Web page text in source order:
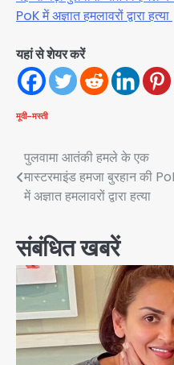
PoK में अज्ञात हमलावरों द्वारा हत्या
यहां से शेयर करें
मूवी-मस्ती
Post
navigation
पुलवामा आतंकी हमले के एक
मास्टरमाइंड हमजा बुरहान की
में अज्ञात हमलावरों द्वारा हत्या
संबंधित खबरें